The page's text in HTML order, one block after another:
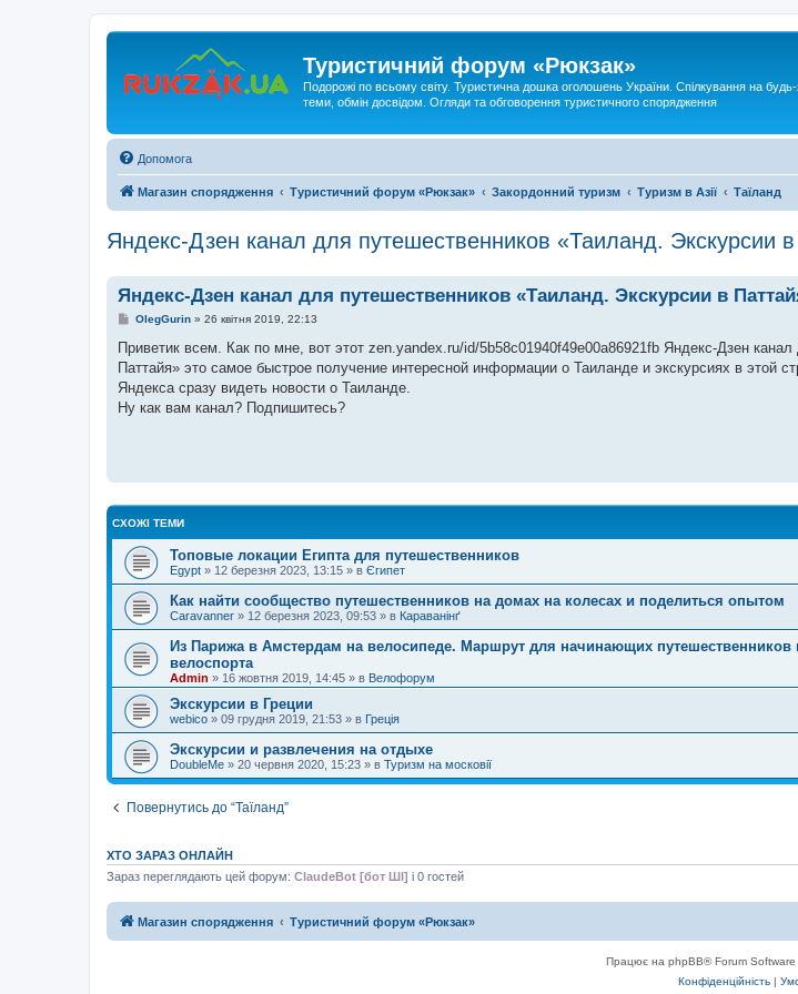
Туристичний форум «Рюкзак»
Подорожі по всьому світу. Туристична дошка оголошень України. Спілкування на будь-
теми, обмін досвідом. Огляди та обговорення туристичного спорядження
Допомога
Магазин спорядження Туристичний форум «Рюкзак» Закордонний туризм Туризм в Азії Таїланд
Яндекс-Дзен канал для путешественников «Таиланд. Экскурсии
Яндекс-Дзен канал для путешественников «Таиланд. Экскурсии в
П
в
д
о
м
л
OlegGurin» 26 квітня 2019, 22:13
Приветик всем. Как по мне, вот этот zen.yandex.ru/id/5b58c01940f49e00a86921fb Яндекс-Дзен
Паттайя» это самое быстрое получение интересной информации о Таиланде и экскурсиях в этой
Яндекса сразу видеть новости о Таиланде.
Ну как вам канал? Подпишитесь?
СХОЖІ ТЕМИ
Топовые локации Египта для путешественников
Egypt » 12 березня 2023, 13:15 » в Єгипет
Как найти сообщество путешественников на домах на колесах и поделиться опытом
Caravanner » 12 березня 2023, 09:53 » в Караванінґ
Из Парижа в Амстердам на велосипеде. Маршрут для начинающих путешественников
велоспорта
Admin » 16 жовтня 2019, 14:45 » в Велофорум
Экскурсии в Греции
webico » 09 грудня 2019, 21:53 » в Греція
Экскурсии и развлечения на отдыхе
DoubleMe » 20 червня 2020, 15:23 » в Туризм на московії
Повернутись до “Таїланд”
ХТО ЗАРАЗ ОНЛАЙН
Зараз переглядають цей форум: ClaudeBot [бот ШІ] і 0 гостей
Магазин спорядження Туристичний форум «Рюкзак»
Працює на phpBB® Forum
Конфіденційність |